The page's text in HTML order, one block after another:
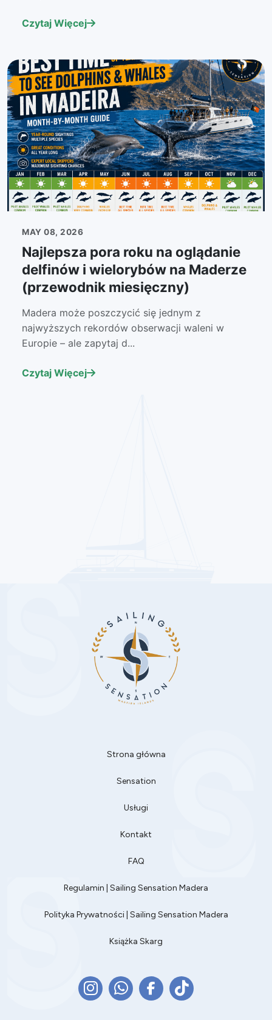
Czytaj Więcej
MAY 08, 2026
Najlepsza pora roku na oglądanie
delfinów i wielorybów na Maderze
(przewodnik miesięczny)
Madera może poszczycić się jednym z
najwyższych rekordów obserwacji waleni w
Europie – ale zapytaj d...
Czytaj Więcej
Strona główna
Sensation
Usługi
Kontakt
FAQ
Regulamin | Sailing Sensation Madera
Polityka Prywatności | Sailing Sensation Madera
Książka Skarg